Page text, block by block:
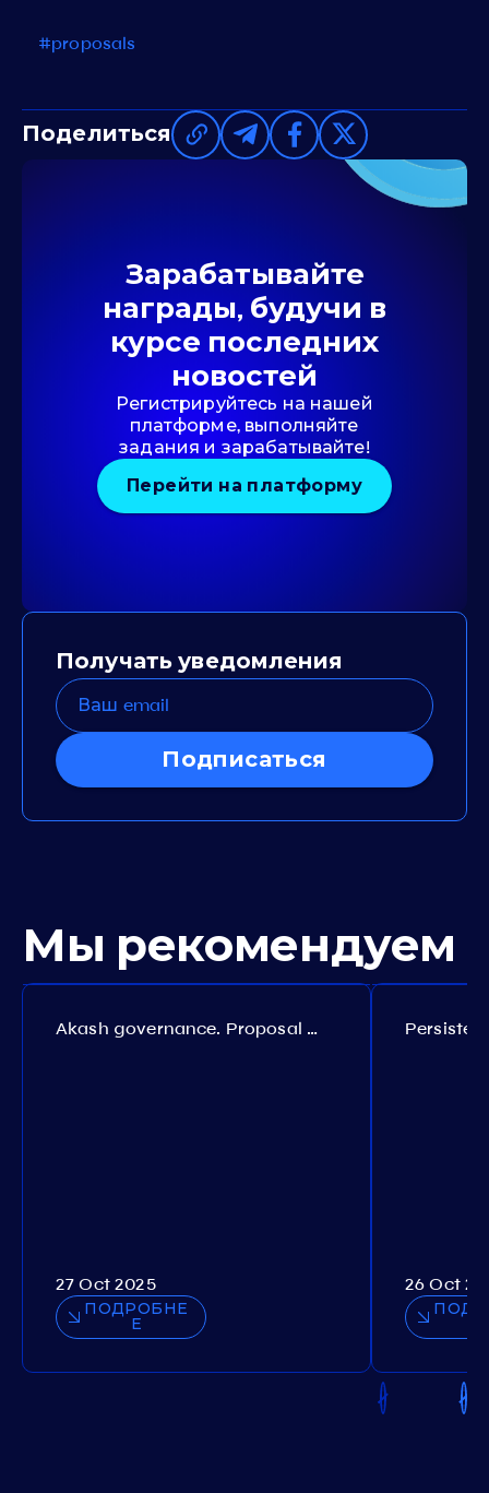
#proposals
Поделиться
Зарабатывайте
награды, будучи в
курсе последних
новостей
Регистрируйтесь на нашей
платформе, выполняйте
задания и зарабатывайте!
Перейти на платформу
Получать уведомления
Подписаться
Мы рекомендуем
Akash governance. Proposal №308
27 Oct 2025
ПОДРОБНЕ
Е
26 Oct